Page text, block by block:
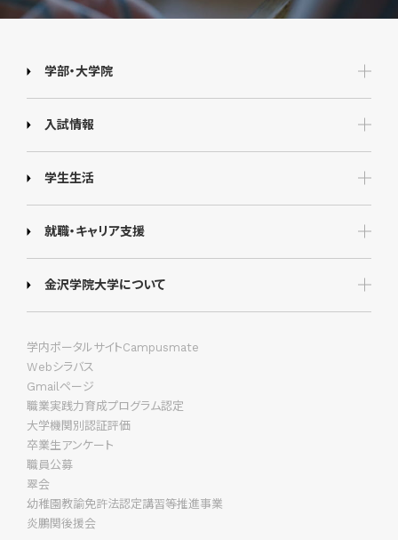
学部・大学院
入試情報
学生生活
就職・キャリア支援
金沢学院大学について
学内ポータルサイトCampusmate
Webシラバス
Gmailページ
職業実践力育成プログラム認定
大学機関別認証評価
卒業生アンケート
職員公募
翠会
幼稚園教諭免許法認定講習等推進事業
炎鵬関後援会